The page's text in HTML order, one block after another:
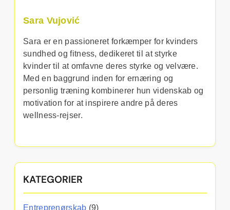
Sara Vujović
Sara er en passioneret forkæmper for kvinders
sundhed og fitness, dedikeret til at styrke
kvinder til at omfavne deres styrke og velvære.
Med en baggrund inden for ernæring og
personlig træning kombinerer hun videnskab og
motivation for at inspirere andre på deres
wellness-rejser.
KATEGORIER
Entreprenørskab (9)